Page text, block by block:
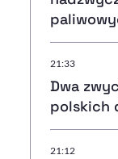
21:33
Dwa
polskich
21:12